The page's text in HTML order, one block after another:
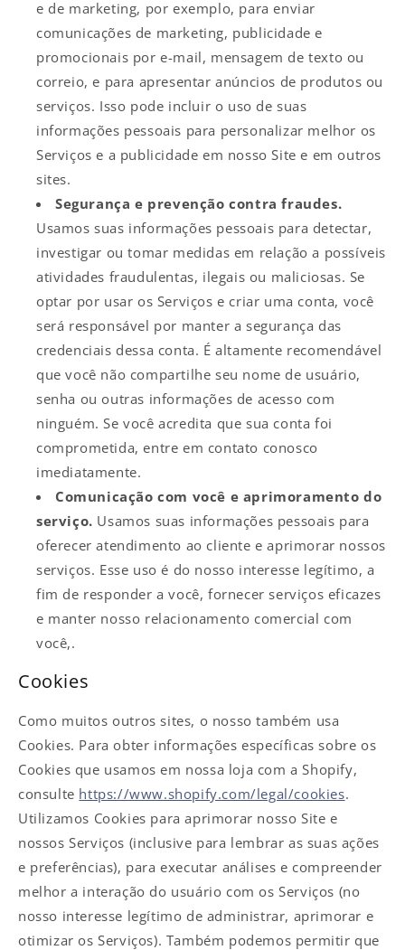
e de marketing, por exemplo, para enviar
comunicações de marketing, publicidade e
promocionais por e-mail, mensagem de texto ou
correio, e para apresentar anúncios de produtos ou
serviços. Isso pode incluir o uso de suas
informações pessoais para personalizar melhor os
Serviços e a publicidade em nosso Site e em outros
sites.
Segurança e prevenção contra fraudes.
Usamos suas informações pessoais para detectar,
investigar ou tomar medidas em relação a possíveis
atividades fraudulentas, ilegais ou maliciosas. Se
optar por usar os Serviços e criar uma conta, você
será responsável por manter a segurança das
credenciais dessa conta. É altamente recomendável
que você não compartilhe seu nome de usuário,
senha ou outras informações de acesso com
ninguém. Se você acredita que sua conta foi
comprometida, entre em contato conosco
imediatamente.
Comunicação com você e aprimoramento do
serviço. Usamos suas informações pessoais para
oferecer atendimento ao cliente e aprimorar nossos
serviços. Esse uso é do nosso interesse legítimo, a
fim de responder a você, fornecer serviços eficazes
e manter nosso relacionamento comercial com
você,.
Cookies
Como muitos outros sites, o nosso também usa
Cookies. Para obter informações específicas sobre os
Cookies que usamos em nossa loja com a Shopify,
consulte https://www.shopify.com/legal/cookies.
Utilizamos Cookies para aprimorar nosso Site e
nossos Serviços (inclusive para lembrar as suas ações
e preferências), para executar análises e compreender
melhor a interação do usuário com os Serviços (no
nosso interesse legítimo de administrar, aprimorar e
otimizar os Serviços). Também podemos permitir que